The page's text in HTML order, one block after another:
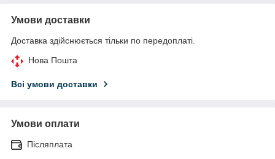
Умови доставки
Доставка здійснюється тільки по передоплаті.
Нова Пошта
Всі умови доставки
Умови оплати
Післяплата